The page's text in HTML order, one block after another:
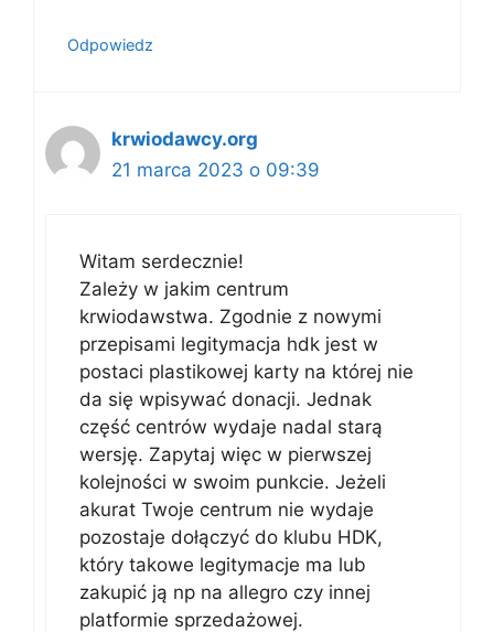
Odpowiedz
krwiodawcy.org
21 marca 2023 o 09:39
Witam serdecznie!
Zależy w jakim centrum
krwiodawstwa. Zgodnie z nowymi
przepisami legitymacja hdk jest w
postaci plastikowej karty na której nie
da się wpisywać donacji. Jednak
część centrów wydaje nadal starą
wersję. Zapytaj więc w pierwszej
kolejności w swoim punkcie. Jeżeli
akurat Twoje centrum nie wydaje
pozostaje dołączyć do klubu HDK,
który takowe legitymacje ma lub
zakupić ją np na allegro czy innej
platformie sprzedażowej.